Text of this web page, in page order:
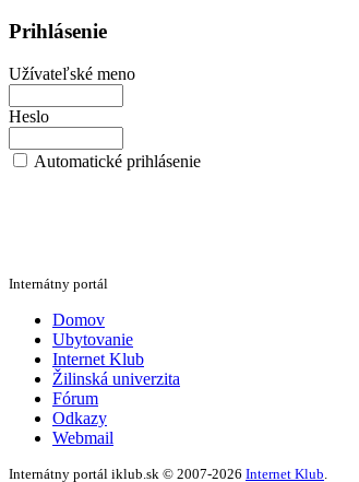
Prihlásenie
Užívateľské meno
Heslo
Automatické prihlásenie
Internátny portál
Domov
Ubytovanie
Internet Klub
Žilinská univerzita
Fórum
Odkazy
Webmail
Internátny portál iklub.sk © 2007-2026 Internet Klub